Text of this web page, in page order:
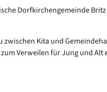
Dorfkirchengemeinde
Kita und
Verweilen für Jung und Alt